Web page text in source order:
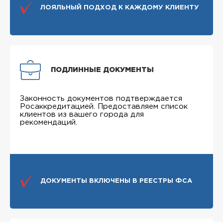
ЛОЯЛЬНЫЙ ПОДХОД К КАЖДОМУ КЛИЕНТУ
ПОДЛИННЫЕ ДОКУМЕНТЫ
Законность документов подтверждается
Росаккредитацией. Предоставляем список
клиентов из вашего города для
рекомендаций.
ДОКУМЕНТЫ ВКЛЮЧЕНЫ В РЕЕСТРЫ ФСА